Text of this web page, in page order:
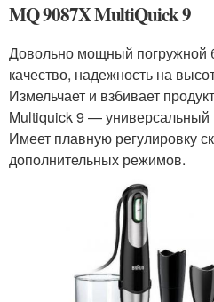
MQ 9087X MultiQuick 9
Довольно мощный погружной
качество, надежность на
Измельчает и взбивает
Multiquick 9 —
Имеет плавную регулировку
дополнительных режимов.